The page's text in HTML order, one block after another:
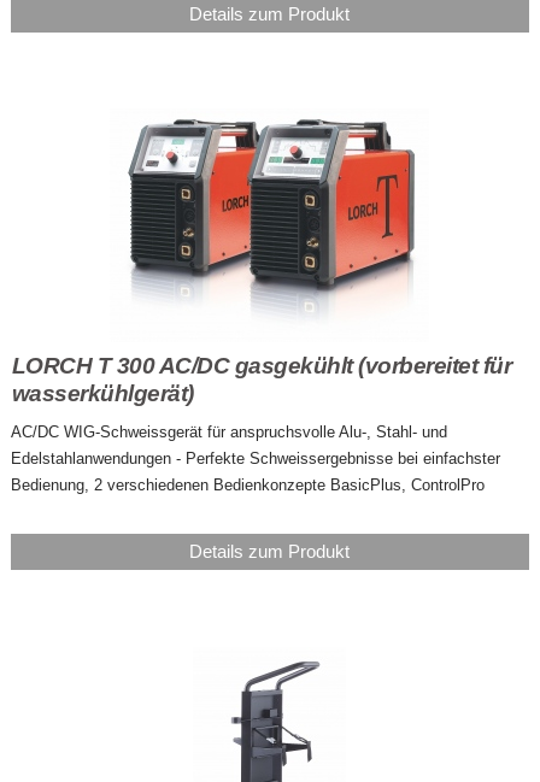
Details zum Produkt
LORCH T 300 AC/DC gasgekühlt (vorbereitet für
wasserkühlgerät)
AC/DC WIG-Schweissgerät für anspruchsvolle Alu-, Stahl- und
Edelstahlanwendungen - Perfekte Schweissergebnisse bei einfachster
Bedienung, 2 verschiedenen Bedienkonzepte BasicPlus, ControlPro
Details zum Produkt